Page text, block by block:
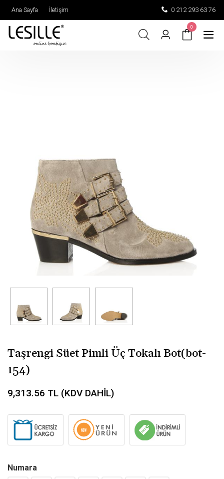
Ana Sayfa İletişim 0 212 293 63 76
0
Taşrengi Süet Pimli Üç Tokalı Bot(bot-
154)
9,313.56 TL (KDV DAHİL)
Numara